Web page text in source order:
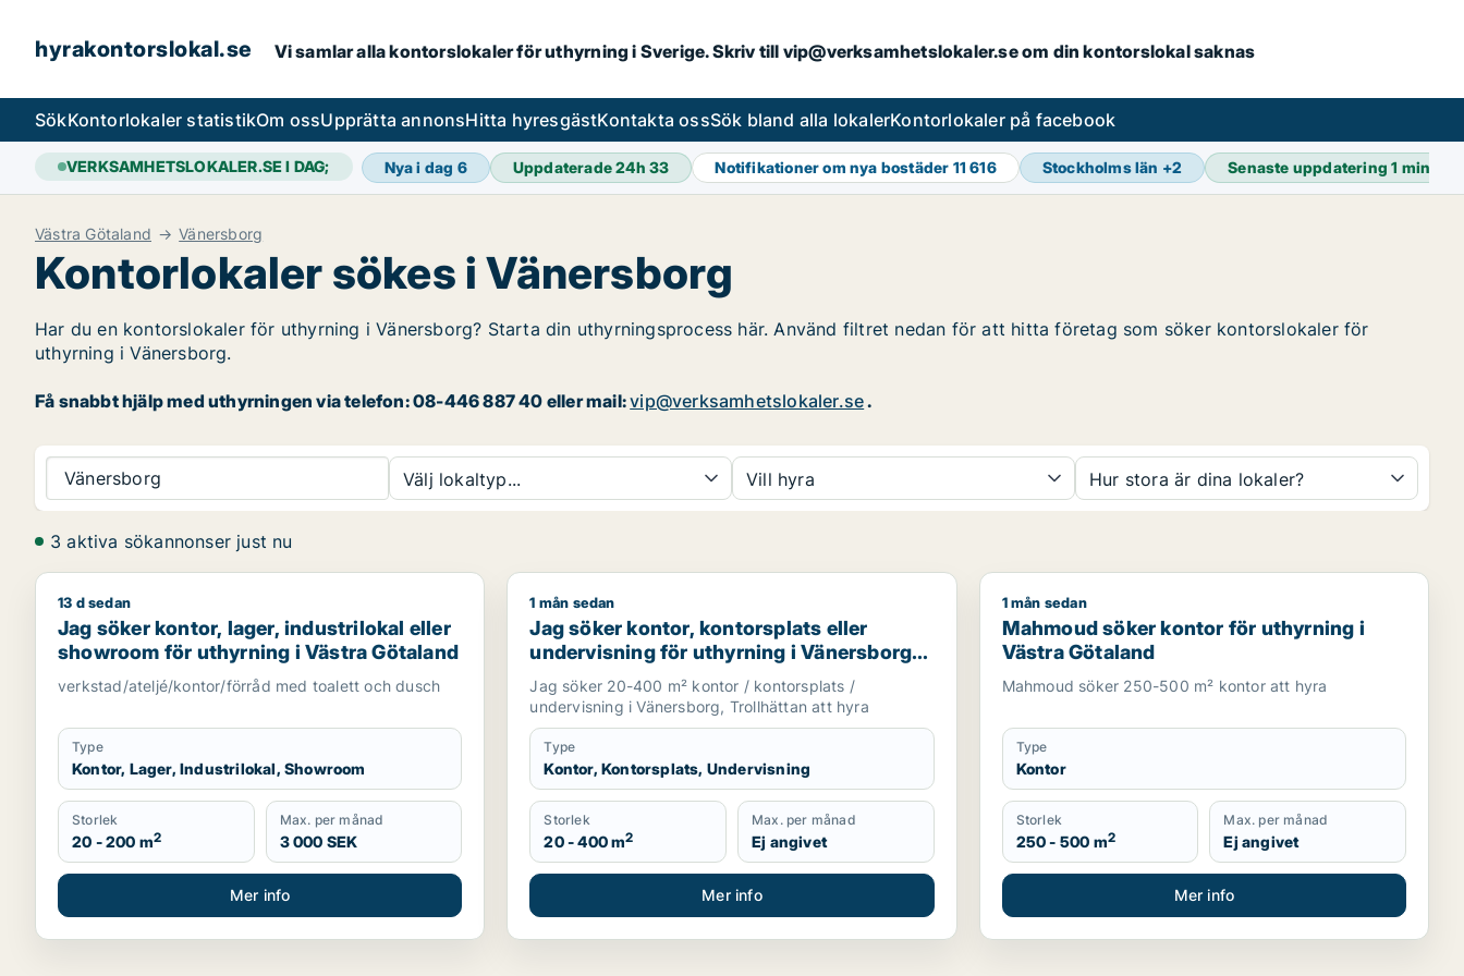
hyrakontorslokal.se Vi samlar alla kontorslokaler för uthyrning i Sverige. Skriv till vip@verksamhetslokaler.se om din kontorslokal saknas
SökKontorlokaler statistikOm ossUpprätta annonsHitta hyresgästKontakta ossSök bland alla lokalerKontorlokaler på facebook
VERKSAMHETSLOKALER.SE I DAG; Nya i dag 6 Uppdaterade 24h33 Notifikationer om nya bostäder 11 616 Stockholms län +2 Senaste uppdatering1 min
Västra Götaland Vänersborg
Kontorlokaler sökes i Vänersborg
Har du en kontorslokaler för uthyrning i Vänersborg? Starta din uthyrningsprocess här. Använd filtret nedan för att hitta företag som söker kontorslokaler för
uthyrning i Vänersborg.
Få snabbt hjälp med uthyrningen via telefon: 08-446 887 40 eller mail:vip@verksamhetslokaler.se.
Vänersborg Välj lokaltyp... Vill hyra Hur stora är dina lokaler?
3 aktiva sökannonser just nu
Jag söker kontor, lager, industrilokal eller showroom för uthyrning i Västra Götaland
13 d sedan
Jag söker kontor, lager, industrilokal eller
showroom för uthyrning i Västra Götaland
verkstad/ateljé/kontor/förråd med toalett och dusch
Type
Kontor, Lager, Industrilokal, Showroom
Storlek
20 - 200 m2
Max. per månad
3 000 SEK
Mer info
Jag söker kontor, kontorsplats eller undervisning för uthyrning i Vänersborg eller Trollhättan
1 mån sedan
Jag söker kontor, kontorsplats eller
undervisning för uthyrning i Vänersborg
eller Trollhättan
Jag söker 20-400 m² kontor / kontorsplats /
undervisning i Vänersborg, Trollhättan att hyra
Type
Kontor, Kontorsplats, Undervisning
Storlek
20 - 400 m2
Max. per månad
Ej angivet
Mer info
Mahmoud söker kontor för uthyrning i Västra
1 mån sedan
Mahmoud söker kontor för uthyrning i
Västra Götaland
Mahmoud söker 250-500 m² kontor att hyra
Type
Kontor
Storlek
250 - 500 m2
Max. per månad
Ej angivet
Mer info